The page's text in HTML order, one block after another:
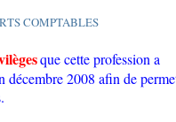
COMPTABLES
que cette profession a
décembre 2008 afin de